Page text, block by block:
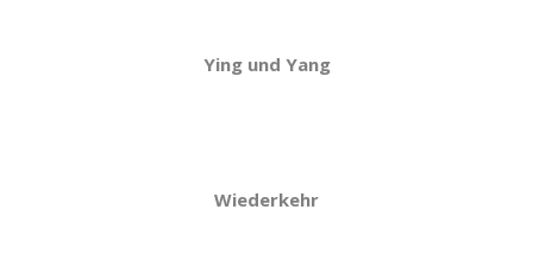
Ying und Yang
Wiederkehr